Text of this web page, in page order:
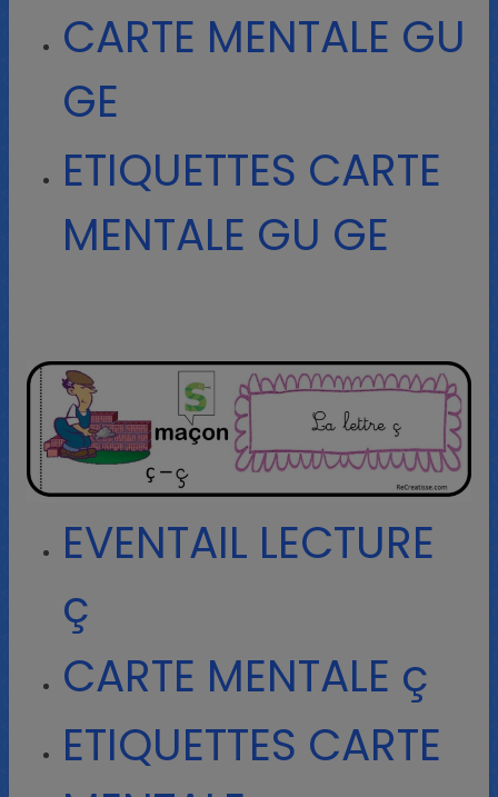
CARTE MENTALE GU
GE
ETIQUETTES CARTE
MENTALE GU GE
EVENTAIL LECTURE
ç
CARTE MENTALE ç
ETIQUETTES CARTE